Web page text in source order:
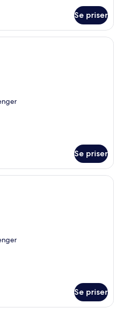
Se priser
Sengetøy av topp kvalitet, minibar,
Se priser
Rom – superior, kanalutsikt |
Se priser